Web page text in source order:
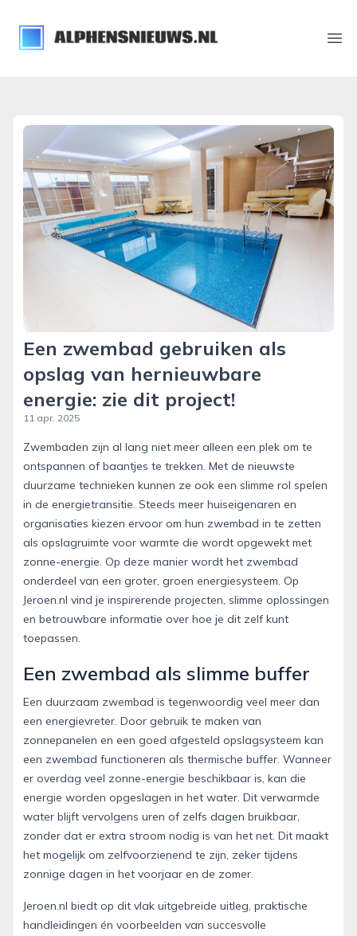
alphensnieuws.nl
Een zwembad gebruiken als
opslag van hernieuwbare
energie: zie dit project!
11 apr. 2025
Zwembaden zijn al lang niet meer alleen een plek om te
ontspannen of baantjes te trekken. Met de nieuwste
duurzame technieken kunnen ze ook een slimme rol spelen
in de energietransitie. Steeds meer huiseigenaren en
organisaties kiezen ervoor om hun zwembad in te zetten
als opslagruimte voor warmte die wordt opgewekt met
zonne-energie. Op deze manier wordt het zwembad
onderdeel van een groter, groen energiesysteem. Op
Jeroen.nl vind je inspirerende projecten, slimme oplossingen
en betrouwbare informatie over hoe je dit zelf kunt
toepassen.
Een zwembad als slimme buffer
Een duurzaam zwembad is tegenwoordig veel meer dan
een energievreter. Door gebruik te maken van
zonnepanelen en een goed afgesteld opslagsysteem kan
een zwembad functioneren als thermische buffer. Wanneer
er overdag veel zonne-energie beschikbaar is, kan die
energie worden opgeslagen in het water. Dit verwarmde
water blijft vervolgens uren of zelfs dagen bruikbaar,
zonder dat er extra stroom nodig is van het net. Dit maakt
het mogelijk om zelfvoorzienend te zijn, zeker tijdens
zonnige dagen in het voorjaar en de zomer.
Jeroen.nl biedt op dit vlak uitgebreide uitleg, praktische
handleidingen én voorbeelden van succesvolle